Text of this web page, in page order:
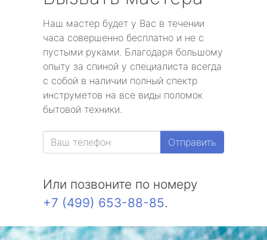
Наш мастер будет у Вас в течении
часа совершенно бесплатно и не с
пустыми руками. Благодаря большому
опыту за спиной у специалиста всегда
с собой в наличии полный спектр
инструметов на все виды поломок
бытовой техники.
Отправить
Или позвоните по номеру
+7 (499) 653-88-85.